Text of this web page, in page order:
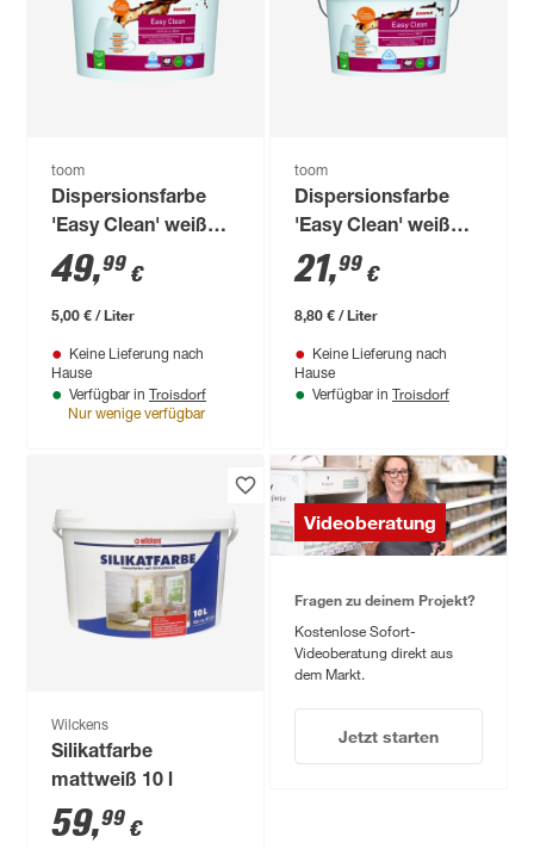
toom
Dispersionsfarbe
'Easy Clean' weiß
matt 10 l
49,99 €
5,00 € / Liter
Keine Lieferung nach
Hause
Verfügbar in Troisdorf
Nur wenige verfügbar
toom
Dispersionsfarbe
'Easy Clean' weiß
matt 2,5 l
21,99 €
8,80 € / Liter
Keine Lieferung nach
Hause
Verfügbar in Troisdorf
Wilckens
Silikatfarbe
mattweiß 10 l
59,99 €
Videoberatung
Fragen zu deinem Projekt?
Kostenlose Sofort-
Videoberatung direkt aus
dem Markt.
Jetzt starten